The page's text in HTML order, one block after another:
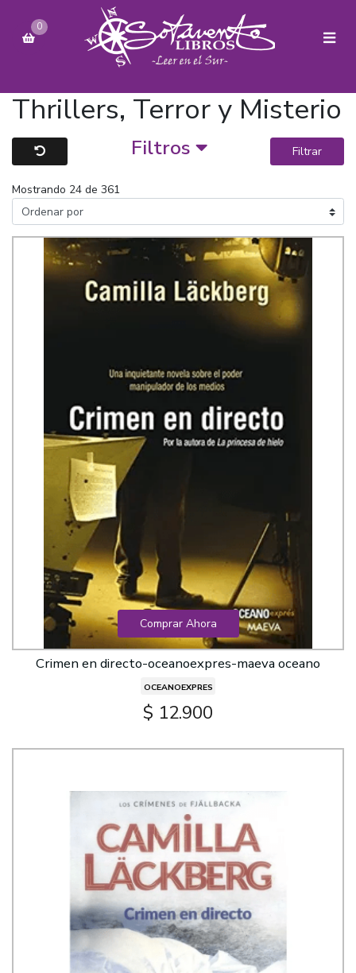
0
Thrillers, Terror y Misterio
Filtros Filtrar
Mostrando 24 de 361
Comprar Ahora
Crimen en directo-oceanoexpres-maeva oceano
OCEANOEXPRES
$ 12.900